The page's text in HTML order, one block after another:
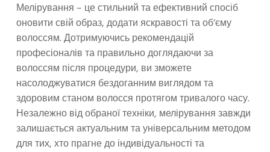
Мелірування – це стильний та ефективний спосіб
оновити свій образ, додати яскравості та об’єму
волоссям. Дотримуючись рекомендацій
професіоналів та правильно доглядаючи за
волоссям після процедури, ви зможете
насолоджуватися бездоганним виглядом та
здоровим станом волосся протягом тривалого часу.
Незалежно від обраної техніки, мелірування завжди
залишається актуальним та універсальним методом
для тих, хто прагне до індивідуальності та